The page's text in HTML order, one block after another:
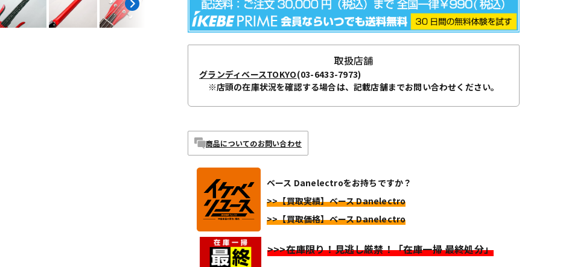
取扱店舗
グランディベースTOKYO(03-6433-7973)
※店頭の在庫状況を確認する場合は、記載店舗までお問い合わせください。
商品についてのお問い合わせ
ベース Danelectroをお持ちですか？
>>【買取実績】ベース Danelectro
>>【買取価格】ベース Danelectro
>>>在庫限り！見逃し厳禁！「在庫一掃 最終処分」